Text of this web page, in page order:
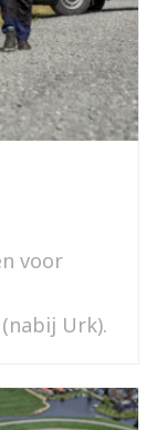
voor
Urk).